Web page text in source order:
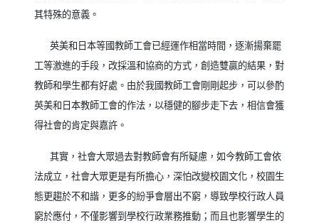
其特殊的意義。
英美和日本等國教師工會已經運作相當時間，逐漸揚棄罷
工等激進的手段，改採溫和協商的方式，創造雙贏的結果，對
教師和學生都有好處。由於我國教師工會剛剛起步，可以參酌
英美和日本教師工會的作法，以穩健的腳步走下去，相信會獲
得社會的肯定與嘉許。
其實，社會大眾過去對教師會有所疑慮，如今教師工會依
法成立，社會大眾更是有所擔心，深怕改變校園文化，校園生
態更趨於不和諧，更多的紛爭會層出不窮，導致學校行政人員
窮於應付，不僅影響到學校行政業務推動；而且也影響學生的